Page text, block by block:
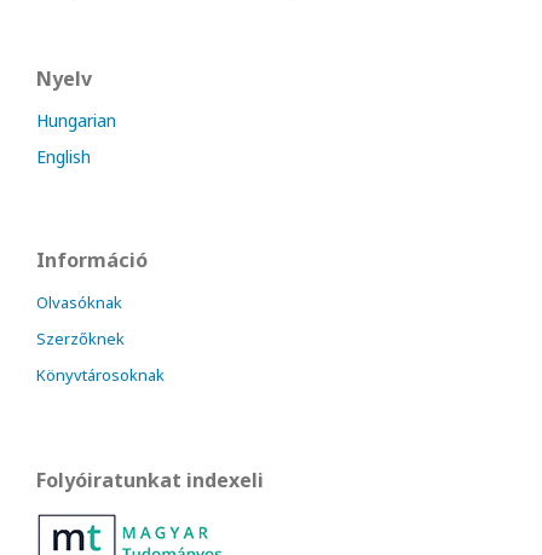
Nyelv
Hungarian
English
Információ
Olvasóknak
Szerzőknek
Könyvtárosoknak
Folyóiratunkat indexeli